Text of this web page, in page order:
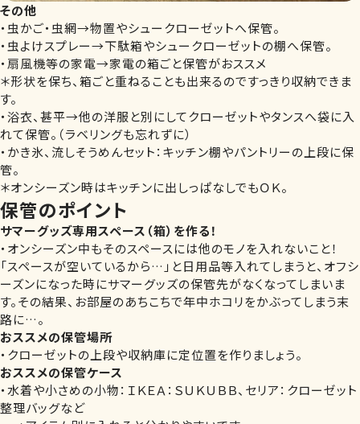
その他
・虫かご・虫網→物置やシュークローゼットへ保管。
・虫よけスプレー→下駄箱やシュークローゼットの棚へ保管。
・扇風機等の家電→家電の箱ごと保管がおススメ
＊形状を保ち、箱ごと重ねることも出来るのですっきり収納できま
す。
・浴衣、甚平→他の洋服と別にしてクローゼットやタンスへ袋に入
れて保管。（ラベリングも忘れずに）
・かき氷、流しそうめんセット：キッチン棚やパントリーの上段に保
管。
＊オンシーズン時はキッチンに出しっぱなしでもＯＫ。
保管のポイント
サマーグッズ専用スペース（箱）を作る！
・オンシーズン中もそのスペースには他のモノを入れないこと！
「スペースが空いているから…」と日用品等入れてしまうと、オフシ
ーズンになった時にサマーグッズの保管先がなくなってしまいま
す。その結果、お部屋のあちこちで年中ホコリをかぶってしまう末
路に…。
おススメの保管場所
・クローゼットの上段や収納庫に定位置を作りましょう。
おススメの保管ケース
・水着や小さめの小物：ＩＫＥＡ：ＳＵＫＵＢＢ、セリア：クローゼット
整理バッグなど